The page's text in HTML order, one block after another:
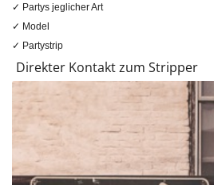
✓ Partys jeglicher Art
✓ Model
✓ Partystrip
Direkter Kontakt zum Stripper